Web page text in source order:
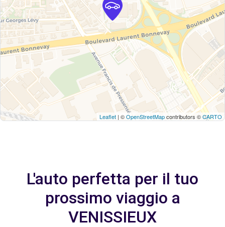
Leaflet | ©OpenStreetMapcontributors ©CARTO
L'auto perfetta per il tuo
prossimo viaggio a
VENISSIEUX